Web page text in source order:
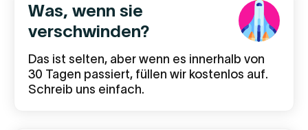
Was, wenn sie
verschwinden?
Das ist selten, aber wenn es innerhalb von
30 Tagen passiert, füllen wir kostenlos auf.
Schreib uns einfach.